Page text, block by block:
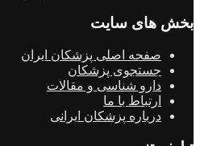
بخش های سایت
صفحه اصلی پزشکان ایران
جستجوی پزشکان
دارو شناسی و مقالات
ارتباط با ما
درباره پزشکان ایرانی